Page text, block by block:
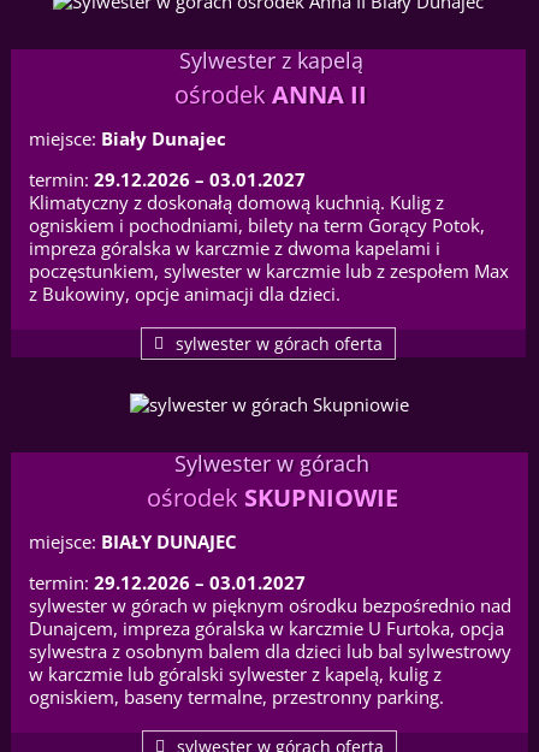
Sylwester z kapelą
ośrodekANNA II
miejsce: Biały Dunajec
termin: 29.12.2026 – 03.01.2027
Klimatyczny z doskonałą domową kuchnią. Kulig z
ogniskiem i pochodniami, bilety na term Gorący Potok,
impreza góralska w karczmie z dwoma kapelami i
poczęstunkiem, sylwester w karczmie lub z zespołem Max
z Bukowiny, opcje animacji dla dzieci.
sylwester w górach oferta
Sylwester w górach
ośrodek SKUPNIOWIE
miejsce: BIAŁY DUNAJEC
termin: 29.12.2026 – 03.01.2027
sylwester w górach w pięknym ośrodku bezpośrednio nad
Dunajcem, impreza góralska w karczmie U Furtoka, opcja
sylwestra z osobnym balem dla dzieci lub bal sylwestrowy
w karczmie lub góralski sylwester z kapelą, kulig z
ogniskiem, baseny termalne, przestronny parking.
sylwester w górach oferta